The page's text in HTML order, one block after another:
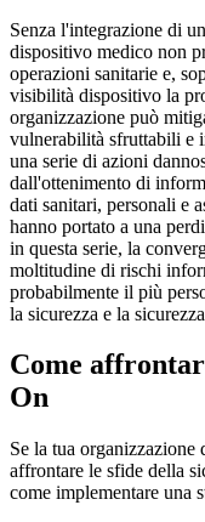
Senza l'integrazione di
dispositivo medico non
operazioni sanitarie e,
visibilità dispositivo la
organizzazione può
vulnerabilità sfruttabili e
una serie di azioni
dall'ottenimento di
dati sanitari, personali e
hanno portato a una
in questa serie, la
moltitudine di rischi
probabilmente il più
la sicurezza e la
Come
On
Se la tua organizzazione
affrontare le sfide della
come implementare una